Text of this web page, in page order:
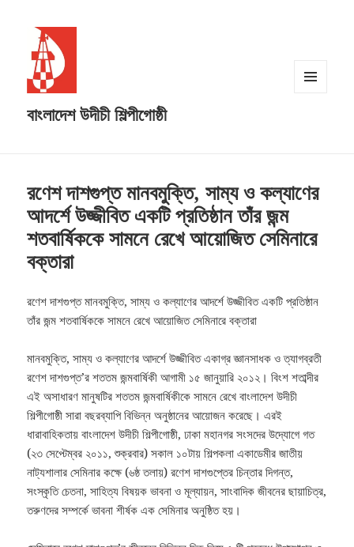
বাংলাদেশ উদীচী শিল্পীগোষ্ঠী
রণেশ দাশগুপ্ত মানবমুক্তি, সাম্য ও কল্যাণের
আদর্শে উজ্জীবিত একটি প্রতিষ্ঠান তাঁর জন্ম
শতবার্ষিককে সামনে রেখে আয়োজিত সেমিনারে
বক্তারা
রণেশ দাশগুপ্ত মানবমুক্তি, সাম্য ও কল্যাণের আদর্শে উজ্জীবিত একটি প্রতিষ্ঠান
তাঁর জন্ম শতবার্ষিককে সামনে রেখে আয়োজিত সেমিনারে বক্তারা
মানবমুক্তি, সাম্য ও কল্যাণের আদর্শে উজ্জীবিত একাগ্র জ্ঞানসাধক ও ত্যাগব্রতী
রণেশ দাশগুপ্ত’র শততম জন্মবার্ষিকী আগামী ১৫ জানুয়ারি ২০১২। বিংশ শতাব্দীর
এই অসাধারণ মানুষটির শততম জন্মবার্ষিকীকে সামনে রেখে বাংলাদেশ উদীচী
শিল্পীগোষ্ঠী সারা বছরব্যাপি বিভিন্ন অনুষ্ঠানের আয়োজন করেছে।এরই
ধারাবাহিকতায় বাংলাদেশ উদীচী শিল্পীগোষ্ঠী, ঢাকা মহানগর সংসদের উদ্যোগে গত
(২৩ সেপ্টেম্বর ২০১১, শুক্রবার) সকাল ১০টায় শিল্পকলা একাডেমীর জাতীয়
নাট্যশালার সেমিনার কক্ষে (৬ষ্ঠ তলায়) রণেশ দাশগুপ্তের চিন্তার দিগন্ত,
সংস্কৃতি চেতনা, সাহিত্য বিষয়ক ভাবনা ও মূল্যায়ন, সাংবাদিক জীবনের ছায়াচিত্র,
তরুণদের সম্পর্কে ভাবনা শীর্ষক এক সেমিনার অনুষ্ঠিত হয়।